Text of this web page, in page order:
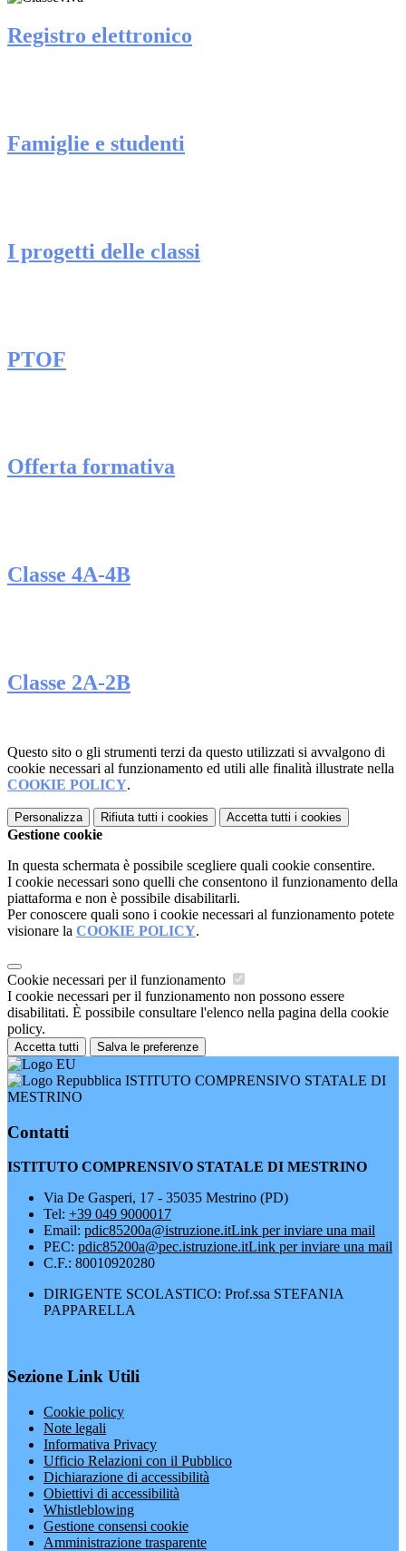
Registro elettronico
Famiglie e studenti
I progetti delle classi
PTOF
Offerta formativa
Classe 4A-4B
Classe 2A-2B
Questo sito o gli strumenti terzi da questo utilizzati si avvalgono di
cookie necessari al funzionamento ed utili alle finalità illustrate nella
COOKIE POLICY.
Personalizza Rifiuta tutti i cookies Accetta tutti i cookies
Gestione cookie
In questa schermata è possibile scegliere quali cookie consentire.
I cookie necessari sono quelli che consentono il funzionamento della
piattaforma e non è possibile disabilitarli.
Per conoscere quali sono i cookie necessari al funzionamento potete
visionare la COOKIE POLICY.
Cookie necessari per il funzionamento
I cookie necessari per il funzionamento non possono essere
disabilitati. È possibile consultare l'elenco nella pagina della cookie
policy.
Accetta tutti Salva le preferenze
ISTITUTO COMPRENSIVO STATALE DI
MESTRINO
Contatti
ISTITUTO COMPRENSIVO STATALE DI MESTRINO
Via De Gasperi, 17 - 35035 Mestrino (PD)
Tel: +39 049 9000017
Email: pdic85200a@istruzione.itLink per inviare una mail
PEC: pdic85200a@pec.istruzione.itLink per inviare una mail
C.F.: 80010920280
DIRIGENTE SCOLASTICO: Prof.ssa STEFANIA
PAPPARELLA
Sezione Link Utili
Cookie policy
Note legali
Informativa Privacy
Ufficio Relazioni con il Pubblico
Dichiarazione di accessibilità
Obiettivi di accessibilità
Whistleblowing
Gestione consensi cookie
Amministrazione trasparente